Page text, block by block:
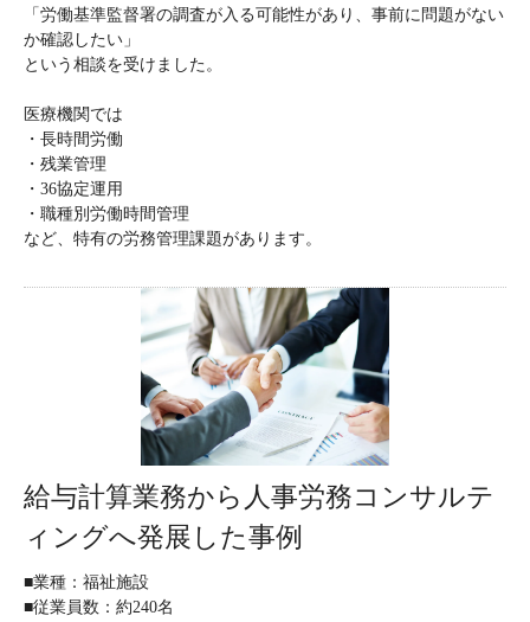
「労働基準監督署の調査が入る可能性があり、事前に問題がない
か確認したい」
という相談を受けました。
医療機関では
・長時間労働
・残業管理
・36協定運用
・職種別労働時間管理
など、特有の労務管理課題があります。
給与計算業務から人事労務コンサルテ
ィングへ発展した事例
■業種：福祉施設
■従業員数：約240名